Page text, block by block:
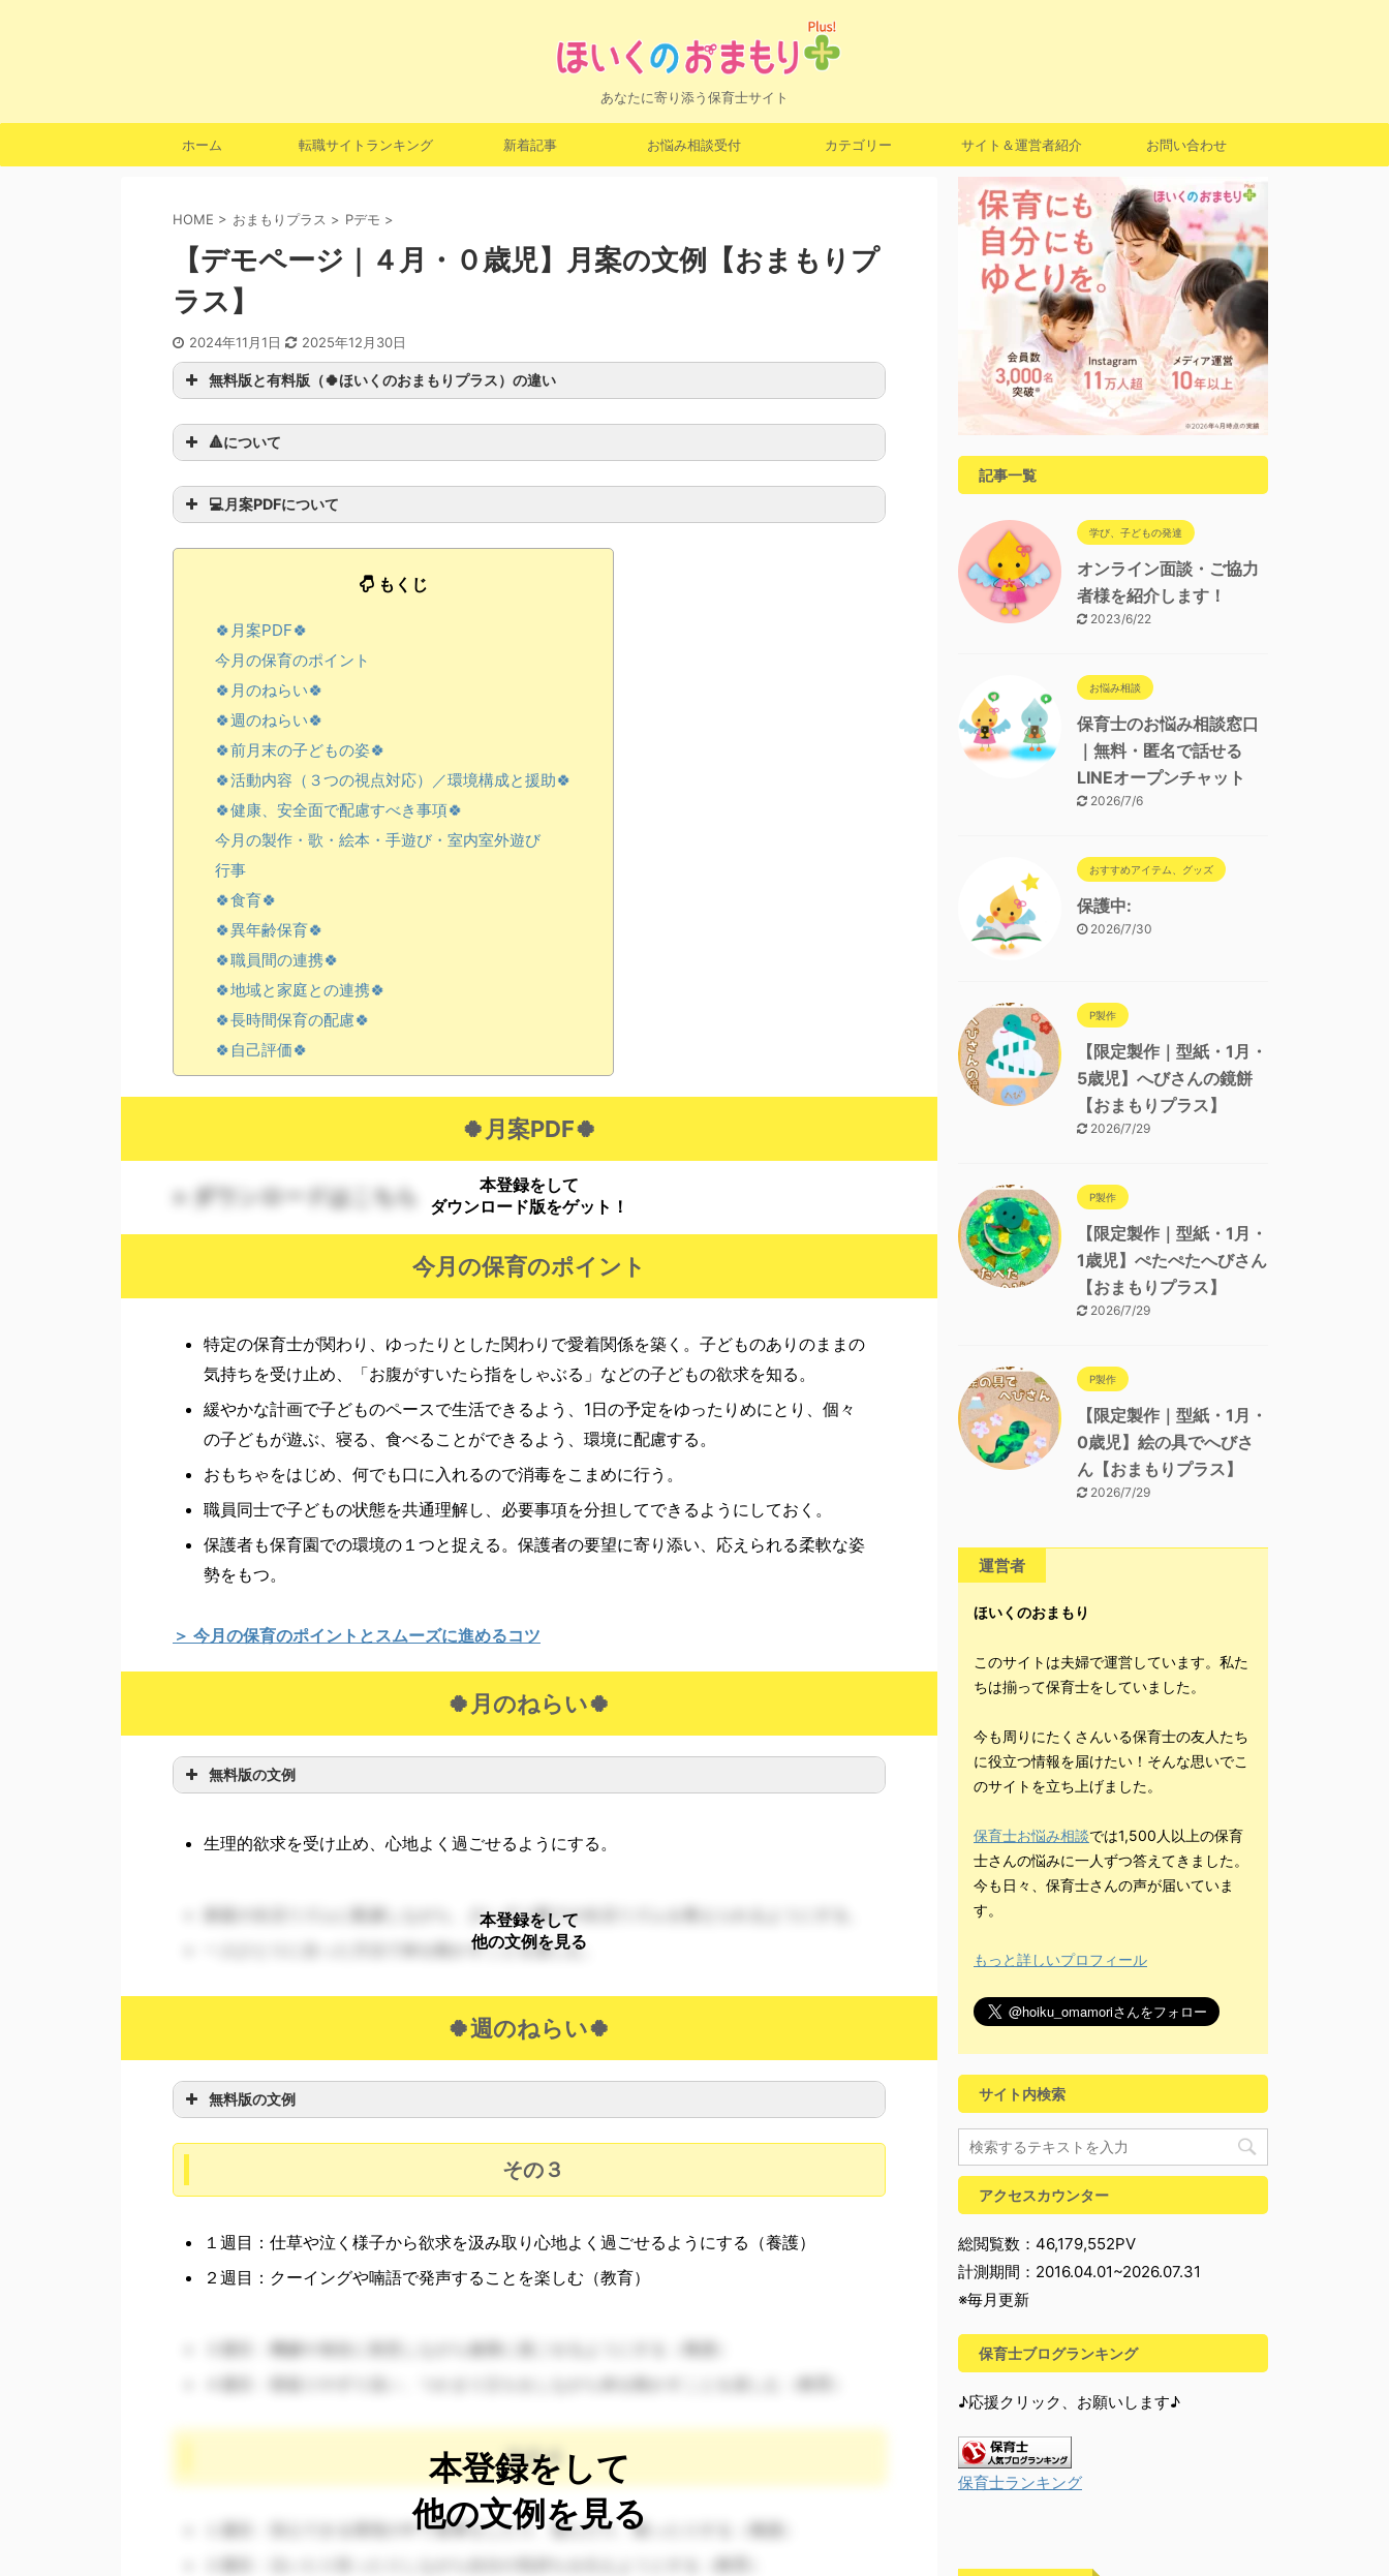
あなたに寄り添う保育士サイト
ホーム 転職サイトランキング 新着記事 お悩み相談受付 カテゴリー サイト＆運営者紹介 お問い合わせ
HOME > おまもりプラス > Pデモ >
【デモページ｜４月・０歳児】月案の文例【おまもりプ
ラス】
2024年11月1日 2025年12月30日
無料版と有料版（🍀ほいくのおまもりプラス）の違い
このページでしか
読むことができない完全オリジナル
🔺について
💻月案PDFについて
もくじ
🍀月案PDF🍀
今月の保育のポイント
🍀月のねらい🍀
🍀週のねらい🍀
🍀前月末の子どもの姿🍀
🍀活動内容（３つの視点対応）／環境構成と援助🍀
🍀健康、安全面で配慮すべき事項🍀
今月の製作・歌・絵本・手遊び・室内室外遊び
行事
🍀食育🍀
🍀異年齢保育🍀
🍀職員間の連携🍀
🍀地域と家庭との連携🍀
🍀長時間保育の配慮🍀
🍀自己評価🍀
🍀月案PDF🍀
> ダウンロードはこちら
本登録をして
ダウンロード版をゲット！
今月の保育のポイント
特定の保育士が関わり、ゆったりとした関わりで愛着関係を築く。子どものありのままの
気持ちを受け止め、「お腹がすいたら指をしゃぶる」などの子どもの欲求を知る。
緩やかな計画で子どものペースで生活できるよう、1日の予定をゆったりめにとり、個々
の子どもが遊ぶ、寝る、食べることができるよう、環境に配慮する。
おもちゃをはじめ、何でも口に入れるので消毒をこまめに行う。
職員同士で子どもの状態を共通理解し、必要事項を分担してできるようにしておく。
保護者も保育園での環境の１つと捉える。保護者の要望に寄り添い、応えられる柔軟な姿
勢をもつ。
＞ 今月の保育のポイントとスムーズに進めるコツ
🍀月のねらい🍀
無料版の文例
生理的欲求を受け止め、心地よく過ごせるようにする。
家庭の生活リズムに配慮しながら、少しずつ園での生活リズムを整えられるようにする。
一人ひとりに合った方法で体を動かすことを楽しむ。
本登録をして
他の文例を見る
🍀週のねらい🍀
無料版の文例
その３
１週目：仕草や泣く様子から欲求を汲み取り心地よく過ごせるようにする（養護）
２週目：クーイングや喃語で発声することを楽しむ（教育）
３週目：機嫌や食欲に留意しながら健康に過ごせるようにする（養護）
４週目：寝返りやずり這い、つかまり立ちをしながら体を動かすことを楽しむ（教育）
その４
１週目：安心できる環境の中で食事をしたり、遊んだり、眠ったりする（養護）
本登録をして
他の文例を見る
記事一覧
学び、子どもの発達
オンライン面談・ご協力
者様を紹介します！
2023/6/22
お悩み相談
保育士のお悩み相談窓口
｜無料・匿名で話せる
LINEオープンチャット
2026/7/6
おすすめアイテム、グッズ
保護中:
2026/7/30
P製作
【限定製作｜型紙・1月・
5歳児】へびさんの鏡餅
【おまもりプラス】
2026/7/29
P製作
【限定製作｜型紙・1月・
1歳児】ぺたぺたへびさん
【おまもりプラス】
2026/7/29
P製作
【限定製作｜型紙・1月・
0歳児】絵の具でへびさ
ん【おまもりプラス】
2026/7/29
運営者
ほいくのおまもり
このサイトは夫婦で運営しています。私た
ちは揃って保育士をしていました。
今も周りにたくさんいる保育士の友人たち
に役立つ情報を届けたい！そんな思いでこ
のサイトを立ち上げました。
保育士お悩み相談では1,500人以上の保育
士さんの悩みに一人ずつ答えてきました。
今も日々、保育士さんの声が届いていま
す。
もっと詳しいプロフィール
サイト内検索
アクセスカウンター
総閲覧数：46,179,552PV
計測期間：2016.04.01~2026.07.31
※毎月更新
保育士ブログランキング
♪応援クリック、お願いします♪
保育士ランキング